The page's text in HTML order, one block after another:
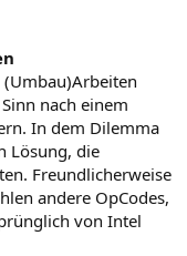
nach einem
In dem Dilemma
Lösung, die
Freundlicherweise
andere OpCodes,
von Intel